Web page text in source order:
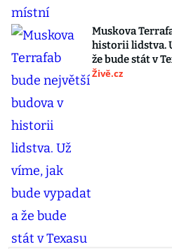
Muskova
historii lidstva.
že bude stát v
Živě.cz